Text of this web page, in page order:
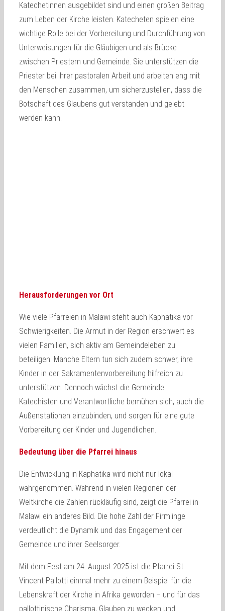
Katechetinnen ausgebildet sind und einen großen Beitrag
zum Leben der Kirche leisten. Katecheten spielen eine
wichtige Rolle bei der Vorbereitung und Durchführung von
Unterweisungen für die Gläubigen und als Brücke
zwischen Priestern und Gemeinde. Sie unterstützen die
Priester bei ihrer pastoralen Arbeit und arbeiten eng mit
den Menschen zusammen, um sicherzustellen, dass die
Botschaft des Glaubens gut verstanden und gelebt
werden kann.
Herausforderungen vor Ort
Wie viele Pfarreien in Malawi steht auch Kaphatika vor
Schwierigkeiten. Die Armut in der Region erschwert es
vielen Familien, sich aktiv am Gemeindeleben zu
beteiligen. Manche Eltern tun sich zudem schwer, ihre
Kinder in der Sakramentenvorbereitung hilfreich zu
unterstützen. Dennoch wächst die Gemeinde.
Katechisten und Verantwortliche bemühen sich, auch die
Außenstationen einzubinden, und sorgen für eine gute
Vorbereitung der Kinder und Jugendlichen.
Bedeutung über die Pfarrei hinaus
Die Entwicklung in Kaphatika wird nicht nur lokal
wahrgenommen. Während in vielen Regionen der
Weltkirche die Zahlen rückläufig sind, zeigt die Pfarrei in
Malawi ein anderes Bild. Die hohe Zahl der Firmlinge
verdeutlicht die Dynamik und das Engagement der
Gemeinde und ihrer Seelsorger.
Mit dem Fest am 24. August 2025 ist die Pfarrei St.
Vincent Pallotti einmal mehr zu einem Beispiel für die
Lebenskraft der Kirche in Afrika geworden – und für das
pallottinische Charisma, Glauben zu wecken und